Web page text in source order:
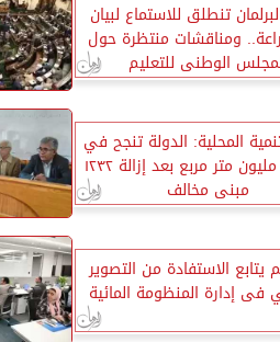
تنطلق للاستماع لبيان
ومناقشات منتظرة حول
الوطنى للتعليم
المحلية: الدولة تنجح في
استرداد مليون متر مربع بعد إزالة ١٢٣٢
مبنى مخالف
يتابع الاستفادة من التصوير
فى إدارة المنظومة المائية